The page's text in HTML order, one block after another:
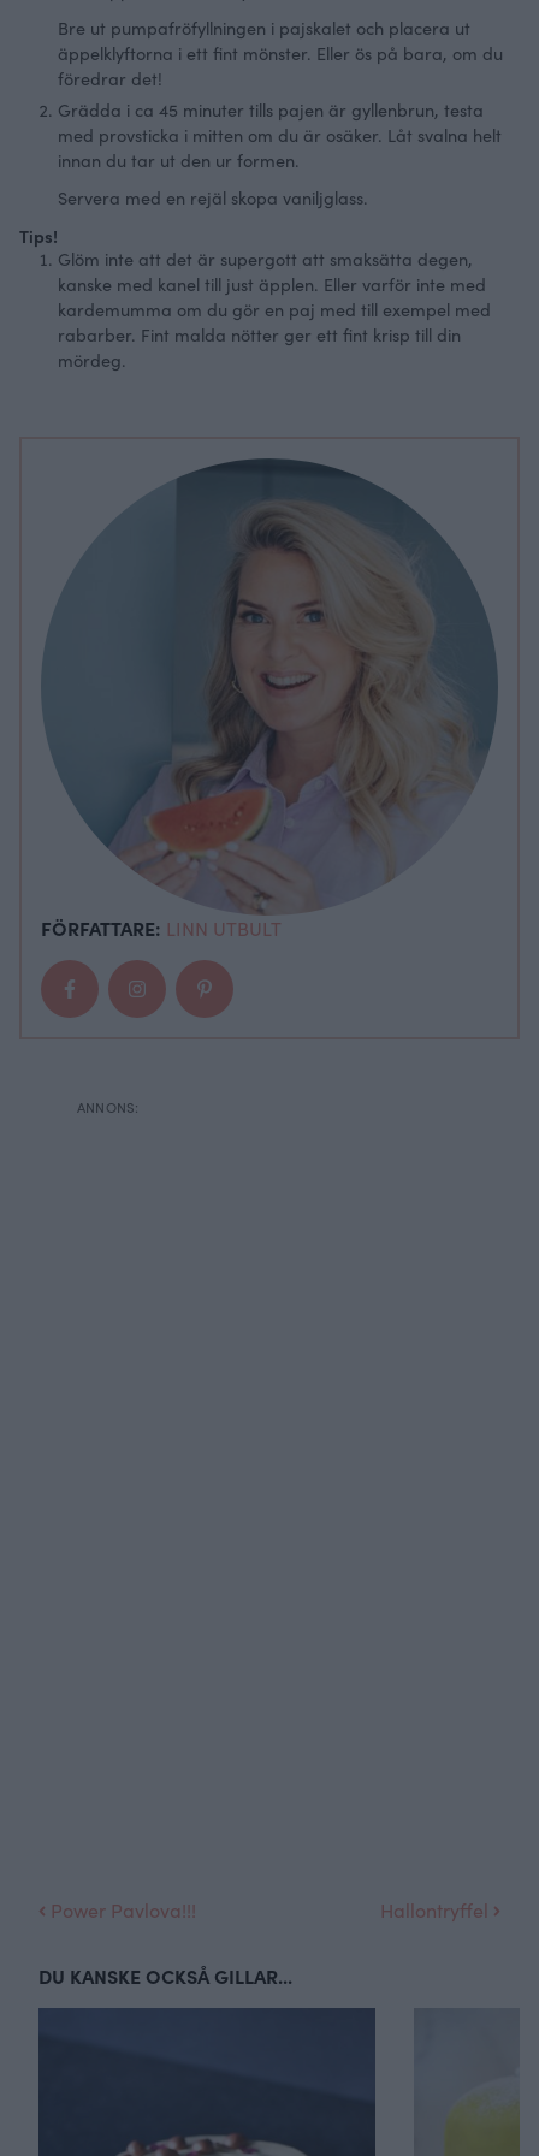
Bre ut pumpafröfyllningen i pajskalet och placera ut
äppelklyftorna i ett fint mönster. Eller ös på bara, om du
föredrar det!
Grädda i ca 45 minuter tills pajen är gyllenbrun, testa
med provsticka i mitten om du är osäker. Låt svalna helt
innan du tar ut den ur formen.
Servera med en rejäl skopa vaniljglass.
Tips!
Glöm inte att det är supergott att smaksätta degen,
kanske med kanel till just äpplen. Eller varför inte med
kardemumma om du gör en paj med till exempel med
rabarber. Fint malda nötter ger ett fint krisp till din
mördeg.
FÖRFATTARE: LINN UTBULT
Power Pavlova!!! Hallontryffel
DU KANSKE OCKSÅ GILLAR...